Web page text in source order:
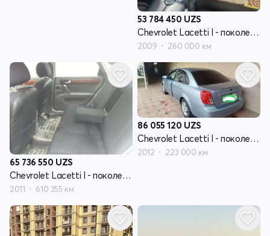
53 784 450 UZS
Chevrolet Lacetti I - поколение
2009 260 000 км
65 736 550 UZS
Chevrolet Lacetti I - поколение
2011 610 355 км
86 055 120 UZS
Chevrolet Lacetti I - поколение
2012 223 000 км